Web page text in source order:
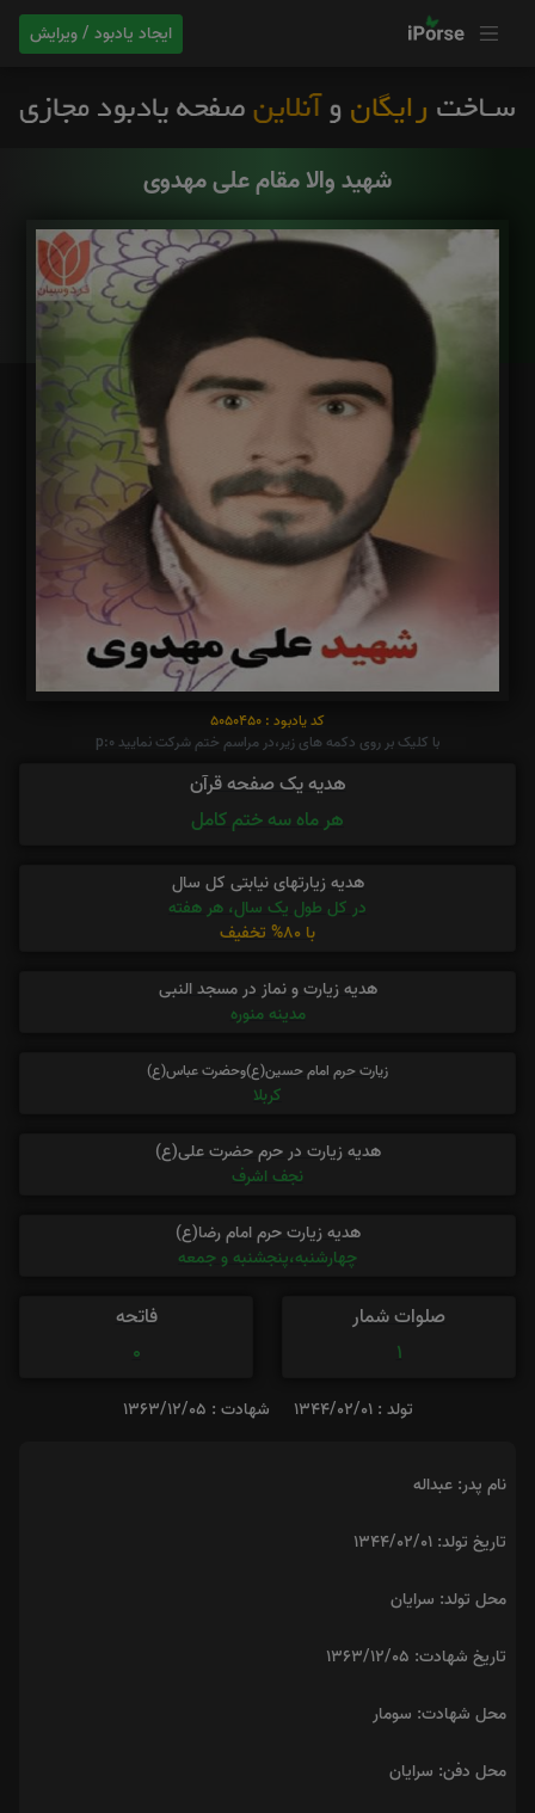
ایجاد یادبود / ویرایش
شهید والا مقام علی مهدوی
کد یادبود : 5050450
با کلیک بر روی دکمه های زیر،در مراسم ختم شرکت نمایید p:0
هدیه یک صفحه قرآن
هر ماه سه ختم کامل
هدیه زیارتهای نیابتی کل سال
در کل طول یک سال، هر هفته
با 80% تخفیف
هدیه زیارت و نماز در مسجد النبی
مدینه منوره
زیارت حرم امام حسین(ع)وحضرت عباس(ع)
کربلا
هدیه زیارت در حرم حضرت علی(ع)
نجف اشرف
هدیه زیارت حرم امام رضا(ع)
چهارشنبه،پنجشنبه و جمعه
صلوات شمار
1
فاتحه
0
تولد : 1344/02/01 شهادت : 1363/12/05
نام پدر: عبداله
تاریخ تولد: ۱۳۴۴/۰۲/۰۱
محل تولد: سرایان
تاریخ شهادت: ۱۳۶۳/۱۲/۰۵
محل شهادت: سومار
محل دفن: سرایان